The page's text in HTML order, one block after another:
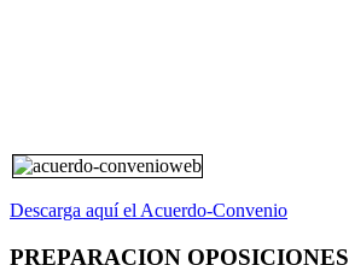
Descarga aquí el Acuerdo-Convenio
PREPARACION OPOSICIONES